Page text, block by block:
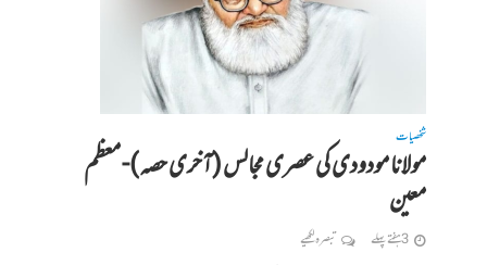
شخصیات
مولانا مودودی کی عصری مجالس (آخری حصہ)- معظم
معین
3 ہفتے پہلے تبصرہ لکھیے